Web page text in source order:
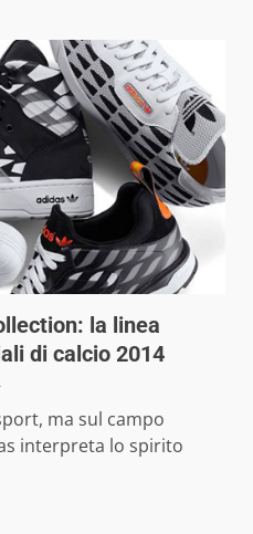
la linea
di calcio 2014
ma sul campo
interpreta lo spirito